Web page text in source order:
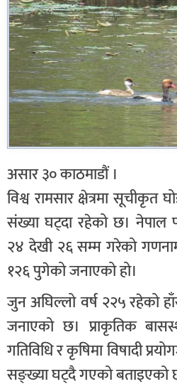
असार ३० काठमाडौं ।
विश्व रामसार क्षेत्रमा सूचीकृत
संख्या घट्दा रहेको छ। नेपाल
२४ देखी २६ सम्म गरेको
१२६ पुगेको जनाएको हो।
जुन अघिल्लो वर्ष २२५ रहेको
जनाएको छ। प्राकृतिक
गतिविधि र कृषिमा विषादी
सङ्ख्या घट्दै गएको बताइएको